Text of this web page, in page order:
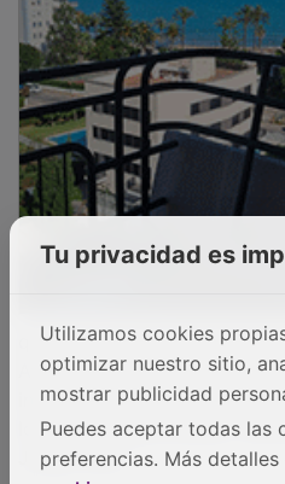
que forma parte de la
Ayuntamiento no puede
indefinidamente a quienes
los medios para actuar”,
Jorge Peña.
Tu privacidad es
Utilizamos cookies
optimizar nuestro sitio,
mostrar publicidad
Puedes aceptar todas
preferencias. Más detalles